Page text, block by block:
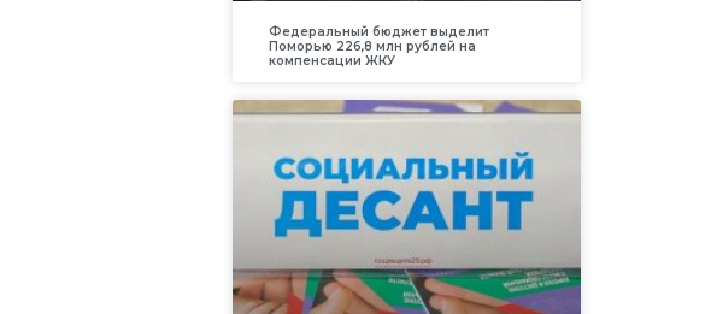
Федеральный бюджет выделит
Поморью 226,8 млн рублей на
компенсации ЖКУ